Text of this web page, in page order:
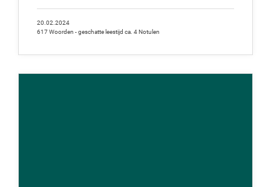
20.02.2024
617 Woorden - geschatte leestijd ca. 4 Notulen